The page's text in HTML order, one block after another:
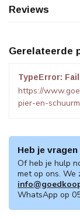
Reviews
Gerelateerde
TypeError:
https://
pier-en-
Heb je
Of heb je hulp
met op ons. We
WhatsApp op